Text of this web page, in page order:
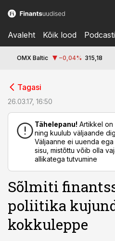
Avaleht Kõik lood
OMX Baltic −0,04% 315,18
Tagasi
26.03.17, 16:50
Tähelepanu! Artikkel on
ning kuulub väljaande
Väljaanne ei uuenda
sisu, mistõttu võib olla
allikatega tutvumine
Sõlmiti
poliitika
kokkuleppe